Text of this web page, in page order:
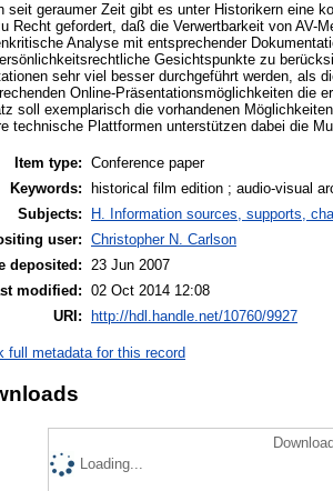
seit geraumer Zeit gibt es unter Historikern eine
Recht gefordert, daß die Verwertbarkeit von AV-
Analyse mit entsprechender
Gesichtspunkte zu
sehr viel besser durchgeführt werden, als
Online-Präsentationsmöglichkeiten die
soll exemplarisch die vorhandenen
technische Plattformen unterstützen dabei die
Item type: Conference paper
Keywords:
historical film edition ; audio-visual
Subjects:
H. Information sources, supports,
user: Christopher N. Carlson
deposited:
23 Jun 2007
modified: 02 Oct 2014 12:08
URI:
http://hdl.handle.net/10760/9927
full metadata for this record
Loading...